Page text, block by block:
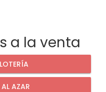
a la venta
AZAR